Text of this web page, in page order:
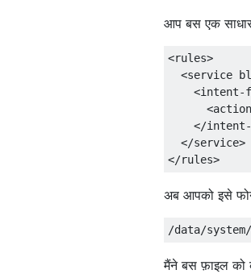
आप बस एक
<rules>
<service
<intent-
</
  </service>
अब आपको इसे फोन
मैंने बस फ़ाइल को